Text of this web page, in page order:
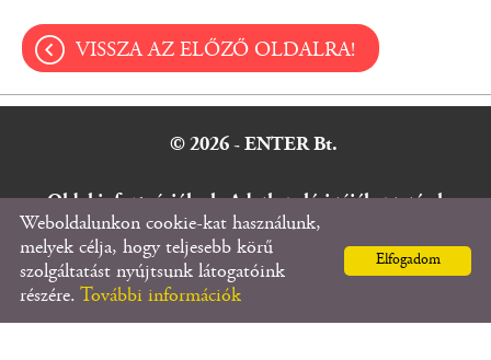
VISSZA AZ ELŐZŐ OLDALRA!
© 2026 - ENTER Bt.
Oldal információklAdatkezelési tájékoztatól
Impresszum
Elfogadom
Weboldalunkon cookie-kat használunk,
melyek célja, hogy teljesebb körű
szolgáltatást nyújtsunk látogatóink
részére. További információk